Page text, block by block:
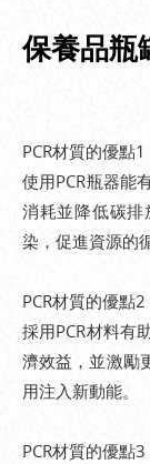
保養品瓶
PCR材質的優點
使用PCR瓶器能
消耗並降低碳
染，促進資源的
PCR材質的優點
採用PCR材料有
濟效益，並激勵
用注入新動能。
PCR材質的優點